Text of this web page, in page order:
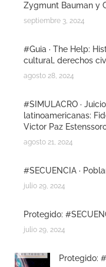
Zygmunt Bauman y
septiembre 3, 2024
#Guia · The Help:
cultural, derechos
agosto 28, 2024
#SIMULACRO ·
latinoamericanas:
Victor Paz
agosto 21, 2024
#SECUENCIA ·
julio 29, 2024
Protegido:
julio 29, 2024
Protegido: